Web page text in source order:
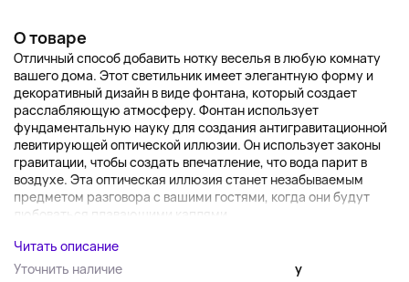
О товаре
Отличный способ добавить нотку веселья в любую комнату
вашего дома. Этот светильник имеет элегантную форму и
декоративный дизайн в виде фонтана, который создает
расслабляющую атмосферу. Фонтан использует
фундаментальную науку для создания антигравитационной
левитирующей оптической иллюзии. Он использует законы
гравитации, чтобы создать впечатление, что вода парит в
воздухе. Эта оптическая иллюзия станет незабываемым
предметом разговора с вашими гостями, когда они будут
любоваться плавающими каплями...
Читать описание
Уточнить наличие
y